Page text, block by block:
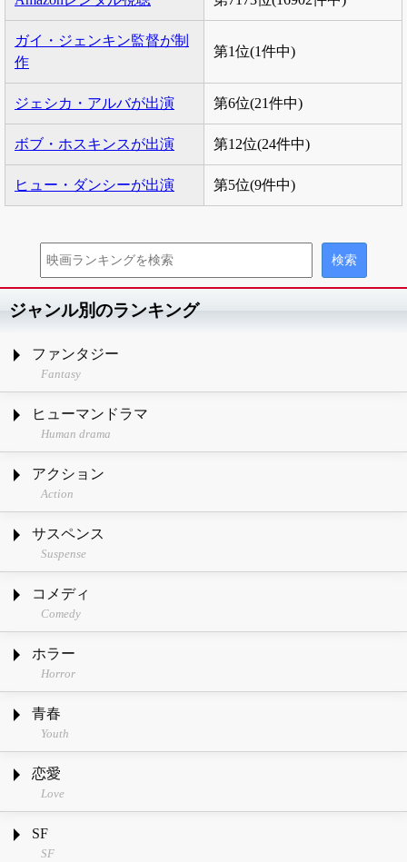
ガイ・ジェンキン監督が制
作
第1位(1件中)
ジェシカ・アルバが出演 第6位(21件中)
ボブ・ホスキンスが出演 第12位(24件中)
ヒュー・ダンシーが出演 第5位(9件中)
ジャンル別のランキング
ファンタジー
Fantasy
ヒューマンドラマ
Human drama
アクション
Action
サスペンス
Suspense
コメディ
Comedy
ホラー
Horror
青春
Youth
恋愛
Love
SF
SF